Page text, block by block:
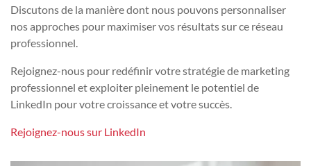
Discutons de la manière dont nous pouvons personnaliser
nos approches pour maximiser vos résultats sur ce réseau
professionnel.
Rejoignez-nous pour redéfinir votre stratégie de marketing
professionnel et exploiter pleinement le potentiel de
LinkedIn pour votre croissance et votre succès.
Rejoignez-nous sur LinkedIn